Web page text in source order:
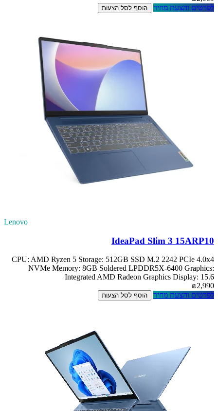
לפרטים והצעת מחיר
הוסף לסל הצעות
Lenovo
IdeaPad Slim 3 15ARP10
CPU: AMD Ryzen 5 Storage: 512GB SSD M.2 2242 PCIe 4.0x4
NVMe Memory: 8GB Soldered LPDDR5X-6400 Graphics:
Integrated AMD Radeon Graphics Display: 15.6
₪2,990
לפרטים והצעת מחיר
הוסף לסל הצעות